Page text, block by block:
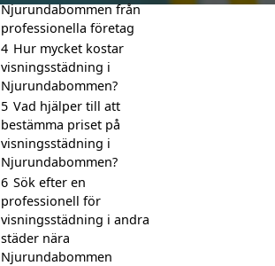
Njurundabommen från
professionella företag
4 Hur mycket kostar
visningsstädning i
Njurundabommen?
5 Vad hjälper till att
bestämma priset på
visningsstädning i
Njurundabommen?
6 Sök efter en
professionell för
visningsstädning i andra
städer nära
Njurundabommen